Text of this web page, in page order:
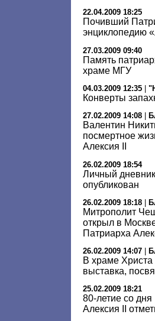
22.04.2009 18:25
Почивший
энциклопедию
27.03.2009 09:40
Память
храме МГУ
04.03.2009 12:35
Конверты
27.02.2009 14:08
Валентин
посмертное
Алексия II
26.02.2009 18:54
Личный
опубликован
26.02.2009 18:18
Митрополит
открыл в
Патриарха
26.02.2009 14:07
В храме Христа
выставка,
25.02.2009 18:21
80-летие со
Алексия II